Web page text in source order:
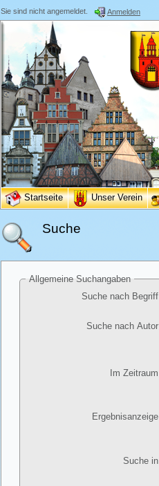
Sie sind nicht angemeldet. Anmelden
Startseite Unser Verein
Suche
Allgemeine Suchangaben
Suche nach Begriff
Suche nach Autor
Im Zeitraum
Ergebnisanzeige
Suche in